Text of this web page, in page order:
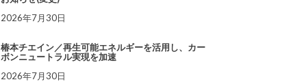
2026年7月30日
椿本チエイン／再生可能エネルギーを活用し、カー
ボンニュートラル実現を加速
2026年7月30日